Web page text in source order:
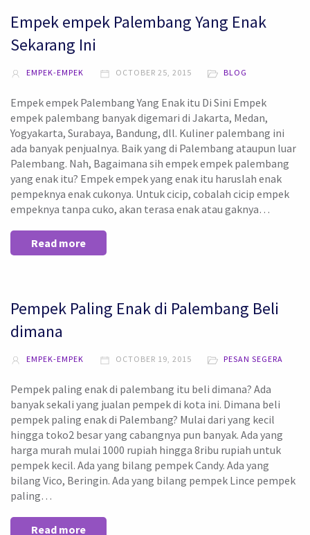
Empek empek Palembang Yang Enak
Sekarang Ini
EMPEK-EMPEK OCTOBER 25, 2015 BLOG
Empek empek Palembang Yang Enak itu Di Sini Empek
empek palembang banyak digemari di Jakarta, Medan,
Yogyakarta, Surabaya, Bandung, dll. Kuliner palembang ini
ada banyak penjualnya. Baik yang di Palembang ataupun luar
Palembang. Nah, Bagaimana sih empek empek palembang
yang enak itu? Empek empek yang enak itu haruslah enak
pempeknya enak cukonya. Untuk cicip, cobalah cicip empek
empeknya tanpa cuko, akan terasa enak atau gaknya…
Read more
Pempek Paling Enak di Palembang Beli
dimana
EMPEK-EMPEK OCTOBER 19, 2015 PESAN SEGERA
Pempek paling enak di palembang itu beli dimana? Ada
banyak sekali yang jualan pempek di kota ini. Dimana beli
pempek paling enak di Palembang? Mulai dari yang kecil
hingga toko2 besar yang cabangnya pun banyak. Ada yang
harga murah mulai 1000 rupiah hingga 8ribu rupiah untuk
pempek kecil. Ada yang bilang pempek Candy. Ada yang
bilang Vico, Beringin. Ada yang bilang pempek Lince pempek
paling…
Read more